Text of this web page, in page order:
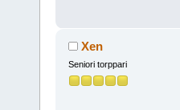
Xen
Seniori torppari